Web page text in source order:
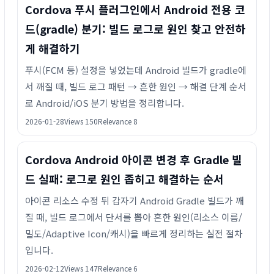
Cordova 푸시 플러그인에서 Android 전용 코
드(gradle) 분기: 빌드 로그로 원인 찾고 안전하
게 해결하기
푸시(FCM 등) 설정을 넣었는데 Android 빌드가 gradle에
서 깨질 때, 빌드 로그 패턴 → 흔한 원인 → 해결 단계 순서
로 Android/iOS 분기 방법을 정리합니다.
2026-01-28Views 150Relevance 8
Cordova Android 아이콘 변경 후 Gradle 빌
드 실패: 로그로 원인 좁히고 해결하는 순서
아이콘 리소스 수정 뒤 갑자기 Android Gradle 빌드가 깨
질 때, 빌드 로그에서 단서를 뽑아 흔한 원인(리소스 이름/
밀도/Adaptive Icon/캐시)을 빠르게 정리하는 실전 절차
입니다.
2026-02-12Views 147Relevance 6